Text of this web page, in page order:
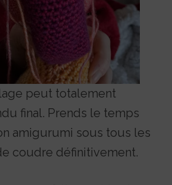
peut totalement
final. Prends le temps
amigurumi sous tous les
coudre définitivement.